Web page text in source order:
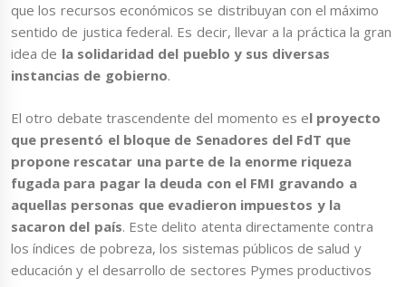
que los recursos económicos se distribuyan con el máximo
sentido de justica federal. Es decir, llevar a la práctica la gran
idea de la solidaridad del pueblo y sus diversas
instancias de gobierno.
El otro debate trascendente del momento es el proyecto
que presentó el bloque de Senadores del FdT que
propone rescatar una parte de la enorme riqueza
fugada para pagar la deuda con el FMI gravando a
aquellas personas que evadieron impuestos y la
sacaron del país. Este delito atenta directamente contra
los índices de pobreza, los sistemas públicos de salud y
educación y el desarrollo de sectores Pymes productivos